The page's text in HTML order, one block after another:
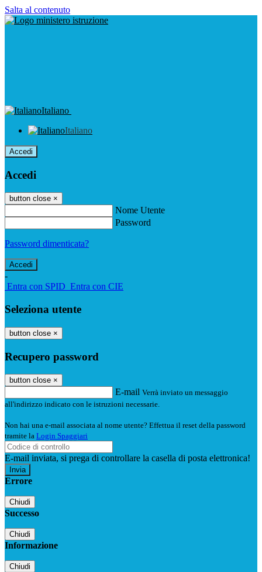
Salta al contenuto
Italiano
Italiano
Accedi
Accedi
button close ×
Nome Utente
Password
Password dimenticata?
-
Entra con SPID Entra con CIE
Seleziona utente
button close ×
Recupero password
button close ×
E-mail Verrà inviato un messaggio
all'indirizzo indicato con le istruzioni necessarie.
Non hai una e-mail associata al nome utente? Effettua il reset della password
tramite la Login Spaggiari
E-mail inviata, si prega di controllare la casella di posta elettronica!
Errore
Chiudi
Successo
Chiudi
Informazione
Chiudi